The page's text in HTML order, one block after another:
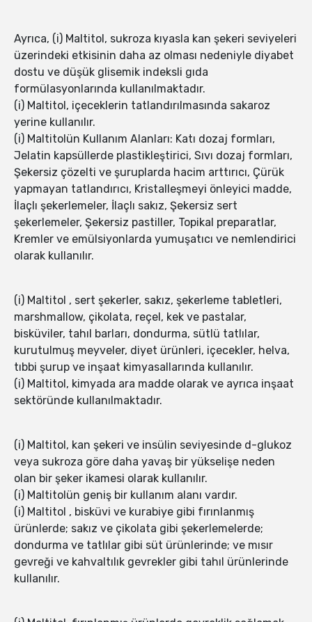
Ayrıca, (i) Maltitol, sukroza kıyasla kan şekeri seviyeleri
üzerindeki etkisinin daha az olması nedeniyle diyabet
dostu ve düşük glisemik indeksli gıda
formülasyonlarında kullanılmaktadır.
(i) Maltitol, içeceklerin tatlandırılmasında sakaroz
yerine kullanılır.
(i) Maltitolün Kullanım Alanları: Katı dozaj formları,
Jelatin kapsüllerde plastikleştirici, Sıvı dozaj formları,
Şekersiz çözelti ve şuruplarda hacim arttırıcı, Çürük
yapmayan tatlandırıcı, Kristalleşmeyi önleyici madde,
İlaçlı şekerlemeler, İlaçlı sakız, Şekersiz sert
şekerlemeler, Şekersiz pastiller, Topikal preparatlar,
Kremler ve emülsiyonlarda yumuşatıcı ve nemlendirici
olarak kullanılır.
(i) Maltitol , sert şekerler, sakız, şekerleme tabletleri,
marshmallow, çikolata, reçel, kek ve pastalar,
bisküviler, tahıl barları, dondurma, sütlü tatlılar,
kurutulmuş meyveler, diyet ürünleri, içecekler, helva,
tıbbi şurup ve inşaat kimyasallarında kullanılır.
(i) Maltitol, kimyada ara madde olarak ve ayrıca inşaat
sektöründe kullanılmaktadır.
(i) Maltitol, kan şekeri ve insülin seviyesinde d-glukoz
veya sukroza göre daha yavaş bir yükselişe neden
olan bir şeker ikamesi olarak kullanılır.
(i) Maltitolün geniş bir kullanım alanı vardır.
(i) Maltitol , bisküvi ve kurabiye gibi fırınlanmış
ürünlerde; sakız ve çikolata gibi şekerlemelerde;
dondurma ve tatlılar gibi süt ürünlerinde; ve mısır
gevreği ve kahvaltılık gevrekler gibi tahıl ürünlerinde
kullanılır.